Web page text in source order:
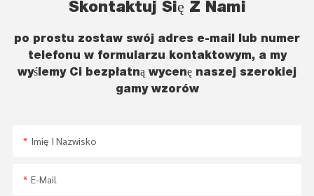
Skontaktuj Się Z Nami
po prostu zostaw swój adres e-mail lub numer
telefonu w formularzu kontaktowym, a my
wyślemy Ci bezpłatną wycenę naszej szerokiej
gamy wzorów
Imię I Nazwisko
E-Mail